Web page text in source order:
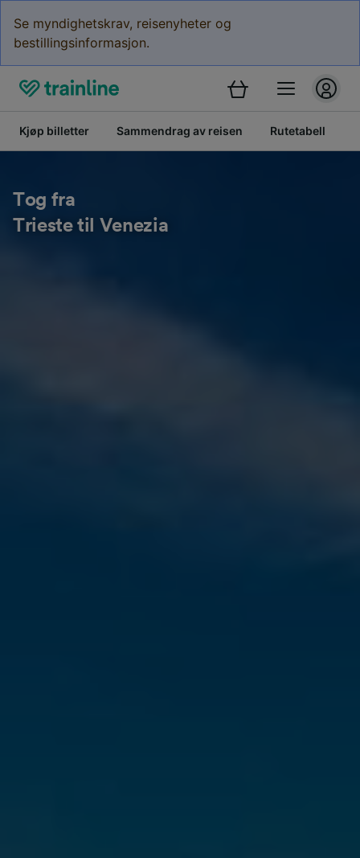
Se myndighetskrav, reisenyheter og
bestillingsinformasjon.
Kjøp billetter Sammendrag av reisen Rutetabell
Tog fra
Trieste til Venezia